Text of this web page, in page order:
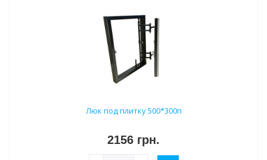
Люк под плитку 500*300п
2156 грн.